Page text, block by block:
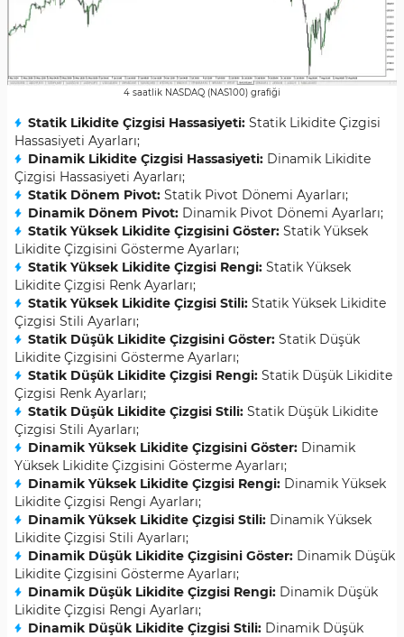
4 saatlik NASDAQ (NAS100) grafiği
Statik Likidite Çizgisi Hassasiyeti: Statik Likidite Çizgisi
Hassasiyeti Ayarları;
Dinamik Likidite Çizgisi Hassasiyeti: Dinamik Likidite
Çizgisi Hassasiyeti Ayarları;
Statik Dönem Pivot: Statik Pivot Dönemi Ayarları;
Dinamik Dönem Pivot: Dinamik Pivot Dönemi Ayarları;
Statik Yüksek Likidite Çizgisini Göster: Statik Yüksek
Likidite Çizgisini Gösterme Ayarları;
Statik Yüksek Likidite Çizgisi Rengi: Statik Yüksek
Likidite Çizgisi Renk Ayarları;
Statik Yüksek Likidite Çizgisi Stili: Statik Yüksek Likidite
Çizgisi Stili Ayarları;
Statik Düşük Likidite Çizgisini Göster: Statik Düşük
Likidite Çizgisini Gösterme Ayarları;
Statik Düşük Likidite Çizgisi Rengi: Statik Düşük Likidite
Çizgisi Renk Ayarları;
Statik Düşük Likidite Çizgisi Stili: Statik Düşük Likidite
Çizgisi Stili Ayarları;
Dinamik Yüksek Likidite Çizgisini Göster: Dinamik
Yüksek Likidite Çizgisini Gösterme Ayarları;
Dinamik Yüksek Likidite Çizgisi Rengi: Dinamik Yüksek
Likidite Çizgisi Rengi Ayarları;
Dinamik Yüksek Likidite Çizgisi Stili: Dinamik Yüksek
Likidite Çizgisi Stili Ayarları;
Dinamik Düşük Likidite Çizgisini Göster: Dinamik Düşük
Likidite Çizgisini Gösterme Ayarları;
Dinamik Düşük Likidite Çizgisi Rengi: Dinamik Düşük
Likidite Çizgisi Rengi Ayarları;
Dinamik Düşük Likidite Çizgisi Stili: Dinamik Düşük